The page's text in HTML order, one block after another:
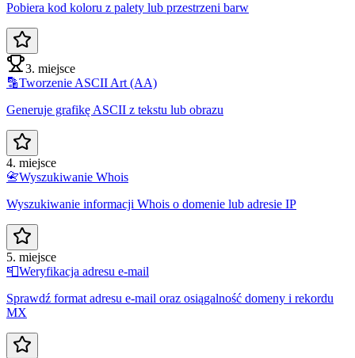
Pobiera kod koloru z palety lub przestrzeni barw
3. miejsce
🔡Tworzenie ASCII Art (AA)
Generuje grafikę ASCII z tekstu lub obrazu
4. miejsce
📇Wyszukiwanie Whois
Wyszukiwanie informacji Whois o domenie lub adresie IP
5. miejsce
📮Weryfikacja adresu e-mail
Sprawdź format adresu e-mail oraz osiągalność domeny i rekordu
MX